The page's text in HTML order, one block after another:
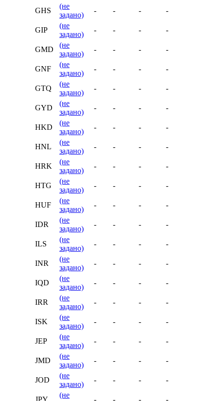
GHS
(не
задано)
- - - -
GIP
(не
задано)
- - - -
GMD
(не
задано)
- - - -
GNF
(не
задано)
- - - -
GTQ
(не
задано)
- - - -
GYD
(не
задано)
- - - -
HKD
(не
задано)
- - - -
HNL
(не
задано)
- - - -
HRK
(не
задано)
- - - -
HTG
(не
задано)
- - - -
HUF
(не
задано)
- - - -
IDR
(не
задано)
- - - -
ILS
(не
задано)
- - - -
INR
(не
задано)
- - - -
IQD
(не
задано)
- - - -
IRR
(не
задано)
- - - -
ISK
(не
задано)
- - - -
JEP
(не
задано)
- - - -
JMD
(не
задано)
- - - -
JOD
(не
задано)
- - - -
JPY
(не
- - - -